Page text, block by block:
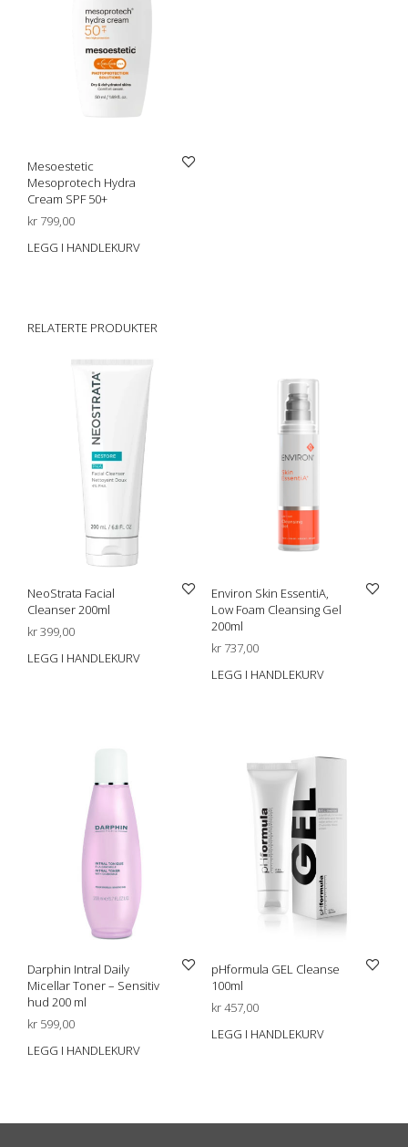
Mesoestetic
Mesoprotech Hydra
Cream SPF 50+
kr 799,00
LEGG I HANDLEKURV
RELATERTE PRODUKTER
NeoStrata Facial
Cleanser 200ml
kr399,00
LEGG I HANDLEKURV
Environ Skin EssentiA,
Low Foam Cleansing Gel
200ml
kr737,00
LEGG I HANDLEKURV
Darphin Intral Daily
Micellar Toner – Sensitiv
hud 200 ml
kr 599,00
LEGG I HANDLEKURV
pHformula GEL Cleanse
100ml
kr457,00
LEGG I HANDLEKURV